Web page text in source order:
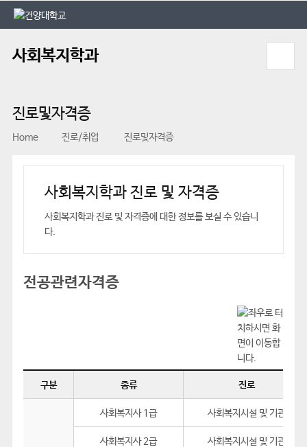
본문 바로가기
대메뉴 바로가기
사회복지학과
진로및자격증
Home 진로/취업 진로및자격증
사회복지학과 진로 및 자격증
사회복지학과 진로 및 자격증에 대한 정보를 보실 수 있습니
다.
전공관련자격증
구분 종류 진로
사회복지사 1급 사회복지시설 및 기관
사회복지사 2급 사회복지시설 및 기관